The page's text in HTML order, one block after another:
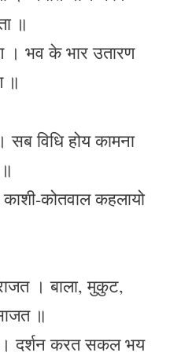
॥
। भव के भार उतारण
॥
विधि होय कामना
कोतवाल कहलायो
। बाला, मुकुट,
॥
दर्शन करत सकल भय